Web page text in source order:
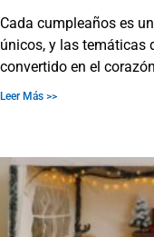
Cada cumpleaños es
únicos, y las temáticas
convertido en el
Leer Más >>